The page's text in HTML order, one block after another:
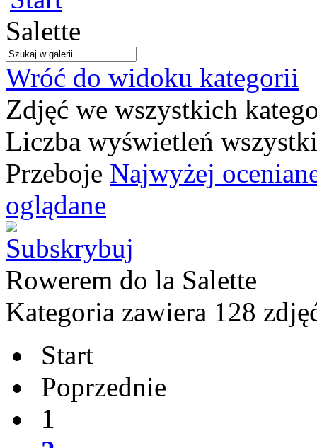
Salette
Wróć do widoku kategorii
Zdjęć we wszystkich
Liczba wyświetleń
Przeboje Najwyżej
oglądane
Rowerem do la Salette
Kategoria zawiera 128
Start
Poprzednie
1